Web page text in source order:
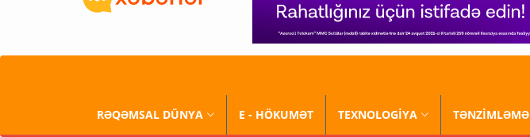
RƏQƏMSAL DÜNYA E - HÖKUMƏT TEXNOLOGİYA TƏNZİMLƏMƏ